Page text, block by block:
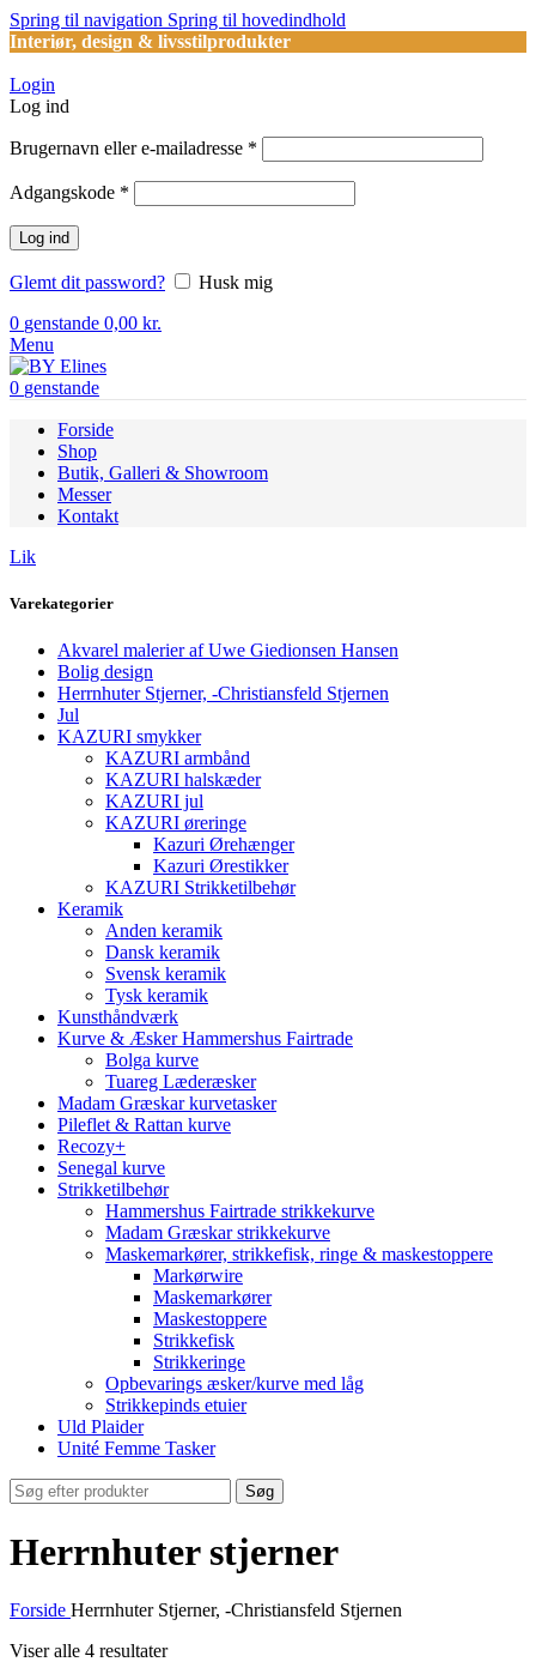
Spring til navigation Spring til hovedindhold
Interiør, design & livsstilprodukter
Login
Log ind
Brugernavn eller e-mailadresse *
Adgangskode *
Log ind
Glemt dit password?
Husk mig
0 genstande 0,00 kr.
Menu
0 genstande
Forside
Shop
Butik, Galleri & Showroom
Messer
Kontakt
Lik
Varekategorier
Akvarel malerier af Uwe Giedionsen Hansen
Bolig design
Herrnhuter Stjerner, -Christiansfeld Stjernen
Jul
KAZURI smykker
KAZURI armbånd
KAZURI halskæder
KAZURI jul
KAZURI øreringe
Kazuri Ørehænger
Kazuri Ørestikker
KAZURI Strikketilbehør
Keramik
Anden keramik
Dansk keramik
Svensk keramik
Tysk keramik
Kunsthåndværk
Kurve & Æsker Hammershus Fairtrade
Bolga kurve
Tuareg Læderæsker
Madam Græskar kurvetasker
Pileflet & Rattan kurve
Recozy+
Senegal kurve
Strikketilbehør
Hammershus Fairtrade strikkekurve
Madam Græskar strikkekurve
Maskemarkører, strikkefisk, ringe & maskestoppere
Markørwire
Maskemarkører
Maskestoppere
Strikkefisk
Strikkeringe
Opbevarings æsker/kurve med låg
Strikkepinds etuier
Uld Plaider
Unité Femme Tasker
Søg
Herrnhuter stjerner
Forside Herrnhuter Stjerner, -Christiansfeld Stjernen
Viser alle 4 resultater